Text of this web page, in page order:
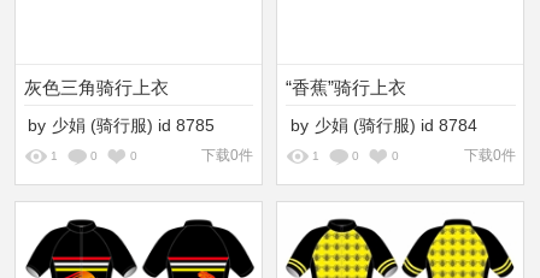
灰色三角骑行上衣
by 少娟 (骑行服) id 8785
1 0 0 下载0件
“香蕉”骑行上衣
by 少娟 (骑行服) id 8784
1 0 0 下载0件